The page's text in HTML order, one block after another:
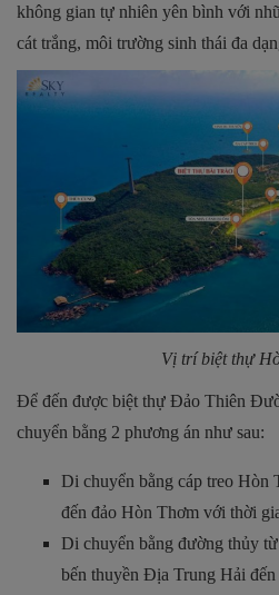
không gian tự nhiên yên bình với
cát trắng, môi trường sinh thái đa
Vị trí biệt thự
Để đến được biệt thự Đảo Thiên
chuyển bằng 2 phương án như sau:
Di chuyển bằng cáp treo Hòn
đến đảo Hòn Thơm với thời
Di chuyển bằng đường thủy
bến thuyền Địa Trung Hải